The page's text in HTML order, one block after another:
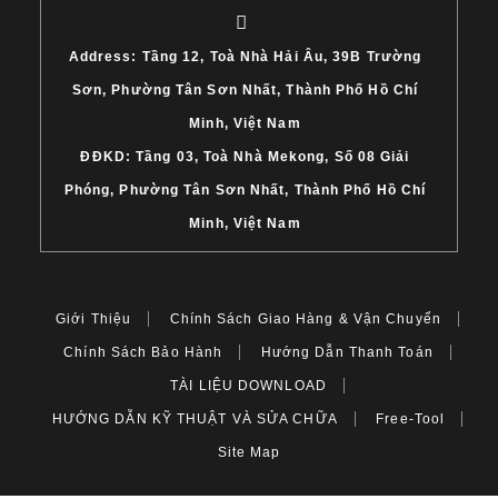
Address: Tầng 12, Toà Nhà Hải Âu, 39B Trường
Sơn, Phường Tân Sơn Nhất, Thành Phố Hồ Chí
Minh, Việt Nam
ĐĐKD: Tầng 03, Toà Nhà Mekong, Số 08 Giải
Phóng, Phường Tân Sơn Nhất, Thành Phố Hồ Chí
Minh, Việt Nam
Giới Thiệu Chính Sách Giao Hàng & Vận Chuyển
Chính Sách Bảo Hành Hướng Dẫn Thanh Toán
TÀI LIỆU DOWNLOAD
HƯỚNG DẪN KỸ THUẬT VÀ SỬA CHỮA Free-Tool
Site Map